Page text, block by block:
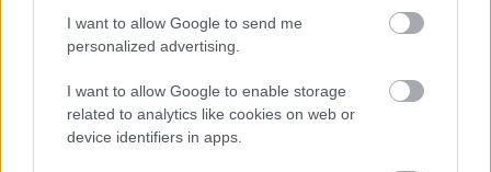
I want to allow Google to send me
personalized advertising.
I want to allow Google to enable storage
related to analytics like cookies on web or
device identifiers in apps.
Μάθε πρώτος όλες τις σημαντικές
ειδήσεις.
αναζήτησης της Google